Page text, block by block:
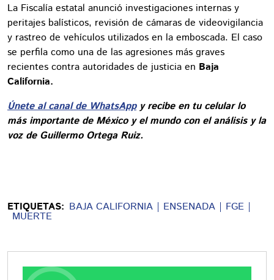
La Fiscalía estatal anunció investigaciones internas y
peritajes balísticos, revisión de cámaras de videovigilancia
y rastreo de vehículos utilizados en la emboscada. El caso
se perfila como una de las agresiones más graves
recientes contra autoridades de justicia en Baja
California.
Únete al canal de WhatsAppy recibe en tu celular lo
más importante de México y el mundo con el análisis y la
voz de Guillermo Ortega Ruiz.
ETIQUETAS: BAJA CALIFORNIA ENSENADA FGE
MUERTE